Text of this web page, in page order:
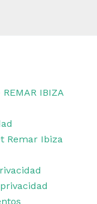
IBIZA
Remar Ibiza